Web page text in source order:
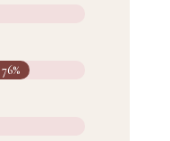
76%
76%